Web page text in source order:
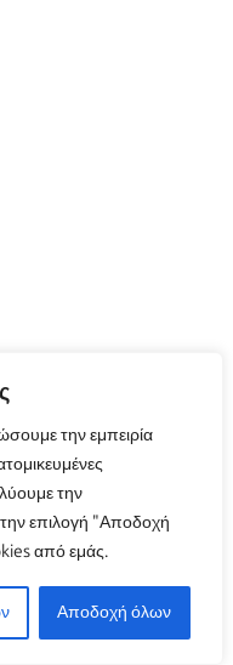
την εμπειρία
την
επιλογή "Αποδοχή
από εμάς.
Αποδοχή όλων